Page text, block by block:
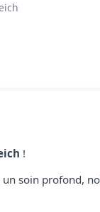
!
soin profond,